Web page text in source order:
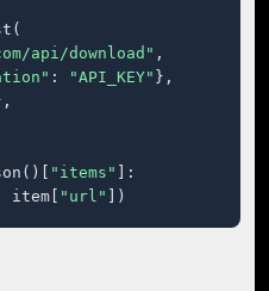
api/download" ,
: "API_KEY" },
"items"
]:
item[ "url" ])